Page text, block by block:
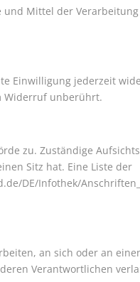
Mittel der Verarbeitung
Einwilligung jederzeit
Widerruf unberührt.
zu. Zuständige
Sitz hat. Eine Liste der
DE/Infothek/
an sich oder an
Verantwortlichen